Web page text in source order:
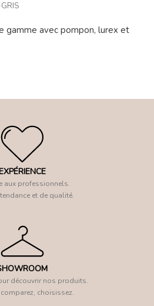
gamme avec pompon, lurex et
aux professionnels.
et de qualité.
découvrir nos produits.
comparez, choisissez.